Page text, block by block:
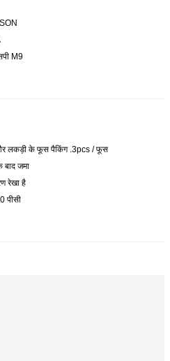
M9
लकड़ी के फूस पैकिंग .3pcs / फूस
बाद जमा
रेखा है
पीसी